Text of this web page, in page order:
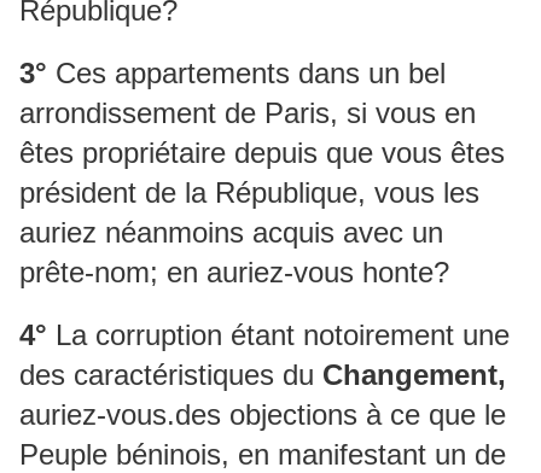
République?
3° Ces appartements dans un bel
arrondissement de Paris, si vous en
êtes propriétaire depuis que vous êtes
président de la République, vous les
auriez néanmoins acquis avec un
prête-nom; en auriez-vous honte?
4° La corruption étant notoirement une
des caractéristiques du Changement,
auriez-vous.des objections à ce que le
Peuple béninois, en manifestant un de